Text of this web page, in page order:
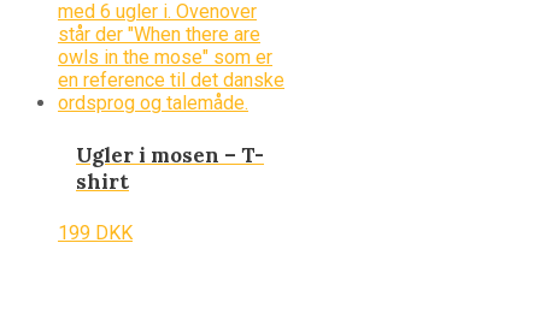
Ugler i mosen – T-
shirt
199 DKK